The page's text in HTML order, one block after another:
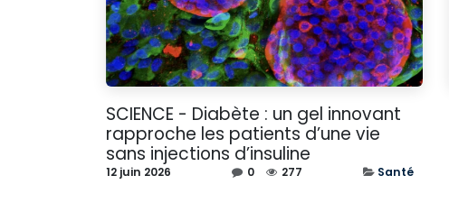
SCIENCE - Diabète : un gel innovant
rapproche les patients d’une vie
sans injections d’insuline
12 juin 2026 0 277 Santé